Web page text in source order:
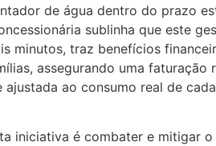
de água dentro do prazo
sublinha que este
minutos, traz benefícios
assegurando uma faturação
ao consumo real de
iniciativa é combater e mitigar